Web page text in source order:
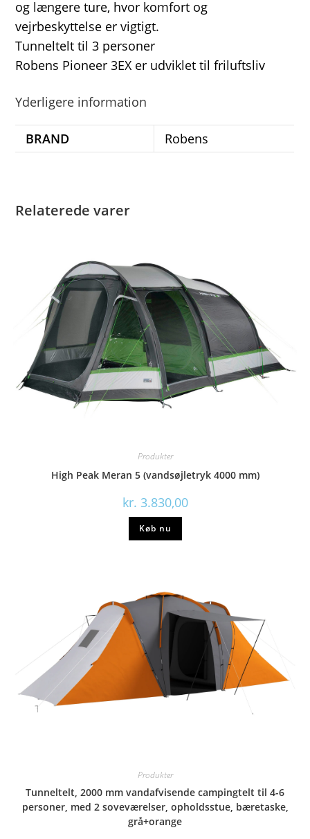
og længere ture, hvor komfort og
vejrbeskyttelse er vigtigt.
Tunneltelt til 3 personer
Robens Pioneer 3EX er udviklet til friluftsliv
Yderligere information
BRAND Robens
Relaterede varer
Produkter
High Peak Meran 5 (vandsøjletryk 4000 mm)
kr. 3.830,00
Køb nu
Produkter
Tunneltelt, 2000 mm vandafvisende campingtelt til 4-6
personer, med 2 soveværelser, opholdsstue, bæretaske,
grå+orange